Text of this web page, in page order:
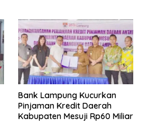
Bank Lampung Kucurkan
Pinjaman Kredit Daerah
Kabupaten Mesuji Rp60 Miliar